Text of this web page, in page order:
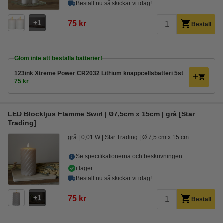
1
Beställ nu så skickar vi idag!
75 kr Beställ
Glöm inte att beställa batterier!
123ink Xtreme Power CR2032 Lithium knappcellsbatteri 5st
75 kr
LED Blockljus Flamme Swirl | Ø7,5cm x 15cm | grå [Star
Trading]
1
grå 0,01 W Star Trading Ø 7,5 cm x 15 cm
Se specifikationerna och beskrivningen
i lager
Beställ nu så skickar vi idag!
75 kr Beställ